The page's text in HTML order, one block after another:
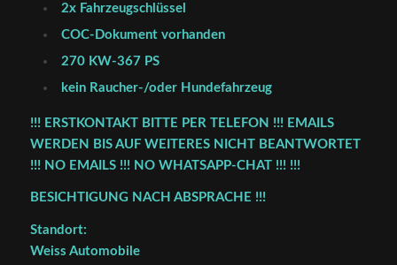
2x Fahrzeugschlüssel
COC-Dokument vorhanden
270 KW-367 PS
kein Raucher-/oder Hundefahrzeug
!!! ERSTKONTAKT BITTE PER TELEFON !!! EMAILS
WERDEN BIS AUF WEITERES NICHT BEANTWORTET
!!! NO EMAILS !!! NO WHATSAPP-CHAT !!! !!!
BESICHTIGUNG NACH ABSPRACHE !!!
Standort:
Weiss Automobile